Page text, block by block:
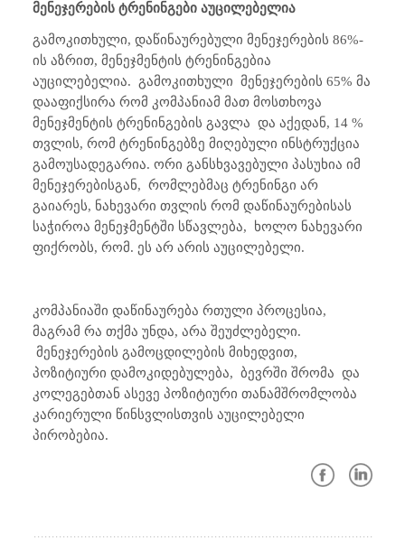
მენეჯერების ტრენინგები აუცილებელია
გამოკითხული, დაწინაურებული მენეჯერების 86%-
ის აზრით, მენეჯმენტის ტრენინგებია
აუცილებელია. გამოკითხული მენეჯერების 65% მა
დააფიქსირა რომ კომპანიამ მათ მოსთხოვა
მენეჯმენტის ტრენინგების გავლა და აქედან, 14 %
თვლის, რომ ტრენინგებზე მიღებული ინსტრუქცია
გამოუსადეგარია. ორი განსხვავებული პასუხია იმ
მენეჯერებისგან, რომლებმაც ტრენინგი არ
გაიარეს, ნახევარი თვლის რომ დაწინაურებისას
საჭიროა მენეჯმენტში სწავლება,
ხოლო ნახევარი
ფიქრობს, რომ. ეს არ არის აუცილებელი.
კომპანიაში დაწინაურება რთული პროცესია,
მაგრამ რა თქმა უნდა, არა შეუძლებელი.
მენეჯერების გამოცდილების მიხედვით,
პოზიტიური დამოკიდებულება, ბევრში შრომა და
კოლეგებთან ასევე პოზიტიური თანამშრომლობა
კარიერული წინსვლისთვის აუცილებელი
პირობებია.